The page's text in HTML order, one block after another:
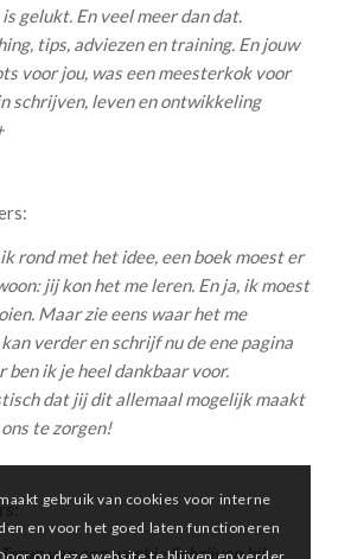
gelukt. En veel meer dan dat.
tips, adviezen en training. En jouw
voor jou, was een meesterkok voor
schrijven, leven en ontwikkeling
rond met het idee, een boek moest er
jij kon het me leren. En ja, ik moest
Maar zie eens waar het me
verder en schrijf nu de ene pagina
ben ik je heel dankbaar voor.
dat jij dit allemaal mogelijk maakt
te zorgen!
van een weekje Schrijven bij
gebruik van cookies voor interne
en voor het goed laten functioneren